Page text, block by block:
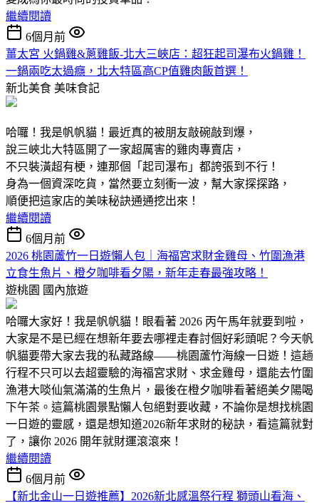
繼續閱讀
6個月前
薑太宮 火鍋雞&蔥雞飯-北大三峽店：超狂起司瀑布火鍋雞！
一鍋兩吃太過癮，北大特區高CP值雞肉飯首選！
新北美食 美味食記
哈囉！我是帆帆貓！最近真的被朋友敲碗敲到爆，
說三峽北大特區開了一家超厲害的雞肉專賣店，
不只裝潢超有梗，連那個「起司瀑布」都誇張到不行！
身為一個資深吃貨，當然要立刻衝一波，幫大家探探路，
順便把這家店的美味秘訣通通挖出來！
繼續閱讀
6個月前
2026 桃園蘆竹一日遊懶人包｜海福宮求財金雞母、竹圍漁港
立食生魚片、橙夕咖啡看夕陽，新年走春最強攻略！
遊桃園 國內旅遊
哈囉大家好！我是帆帆貓！眼看著 2026 丙午馬年就要到啦，
大家是不是已經在想新年要去哪裡走春討個好彩頭呢？今天帆
帆貓要帶大家去我的私藏路線——桃園蘆竹海線一日遊！這趟
行程不只可以去超靈驗的海福宮求財、求金雞母，還能去竹圍
漁港大啖仙氣滿滿的生魚片，最後在橙夕咖啡看著絕美夕陽喝
下午茶。這篇桃園景點懶人包絕對要收藏，不論你是想找桃園
一日遊的靈感，還是想知道2026新年求財的秘訣，看這篇就對
了，讓你 2026 開年就財運滾滾來！
繼續閱讀
6個月前
【新北金山一日遊推薦】2026新北感溫祭行程 獅頭山看海、